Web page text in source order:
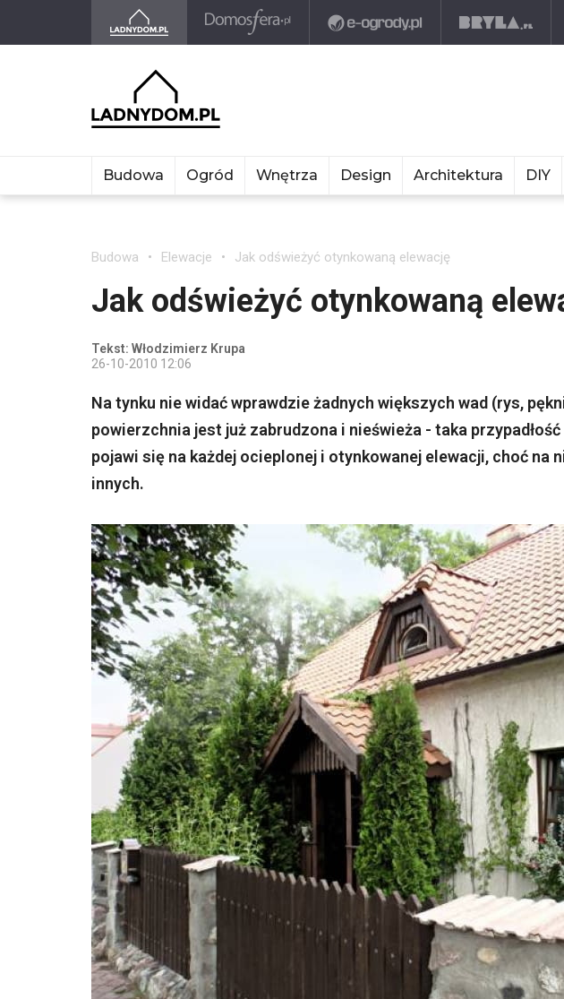
Budowa Ogród Wnętrza Design Architektura DIY
Budowa Elewacje Jak odświeżyć otynkowaną elewację
Jak odświeżyć otynkowaną
Tekst: Włodzimierz Krupa
26-10-2010 12:06
Na tynku nie widać wprawdzie żadnych większych wad (rys,
powierzchnia jest już zabrudzona i nieświeża - taka
pojawi się na każdej ocieplonej i otynkowanej elewacji, choć na
innych.